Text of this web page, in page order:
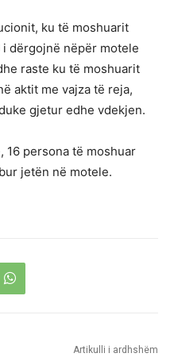
ku të moshuarit
dërgojnë nëpër motele
raste ku të moshuarit
aktit me vajza të reja,
gjetur edhe vdekjen.
16 persona të moshuar
jetën në motele.
Artikulli i ardhshëm